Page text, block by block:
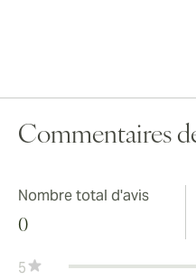
Commentaires
Nombre total d'avis
0
5